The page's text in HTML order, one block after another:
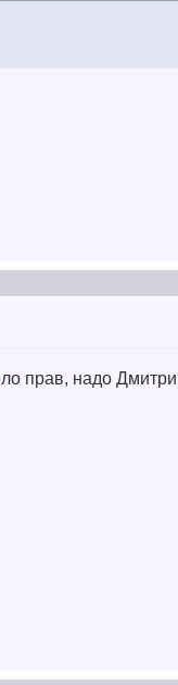
прав, надо